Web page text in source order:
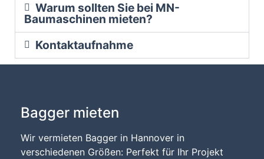
Warum sollten Sie bei MN-
Baumaschinen mieten?
Kontaktaufnahme
Bagger mieten
Wir vermieten Bagger in Hannover in
verschiedenen Größen: Perfekt für Ihr Projekt